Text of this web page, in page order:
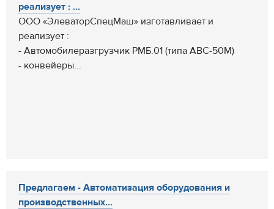
реализует : ...
ООО «ЭлеваторСпецМаш» изготавливает и
реализует :
- Автомобилеразгрузчик РМБ.01 (типа АВС-50М)
- конвейеры...
Предлагаем - Автоматизация оборудования и
производственных...